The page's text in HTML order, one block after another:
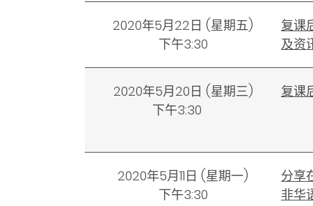
2020年5月22日 (星期五)
下午3:30
复课
及资
2020年5月20日 (星期三)
下午3:30
复课
2020年5月11日 (星期一)
下午3:30
分享
非华